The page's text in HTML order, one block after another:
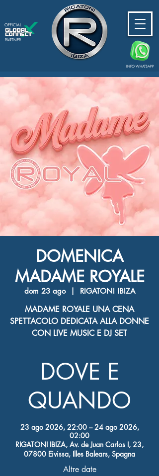
PARTNER
OFFICIAL
INFO WHATSAPP
DOMENICA
MADAME ROYALE
dom 23 ago
  |
RIGATONI IBIZA
MADAME ROYALE UNA CENA
SPETTACOLO DEDICATA ALLA DONNE
CON LIVE MUSIC E DJ SET
DOVE E
QUANDO
23 ago 2026, 22:00 – 24 ago 2026,
02:00
RIGATONI IBIZA, Av. de Juan Carlos I, 23,
07800 Eivissa, Illes Balears, Spagna
Altre date